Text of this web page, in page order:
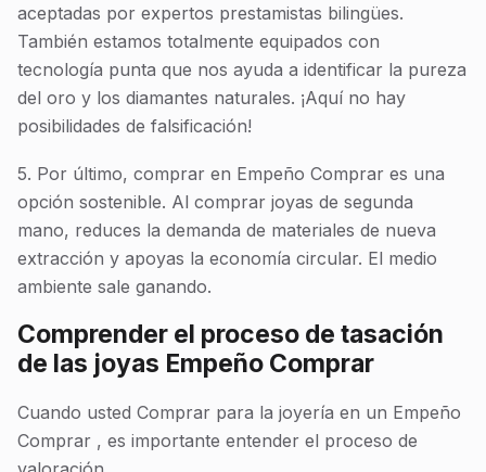
aceptadas por expertos prestamistas bilingües.
También estamos totalmente equipados con
tecnología punta que nos ayuda a identificar la pureza
del oro y los diamantes naturales. ¡Aquí no hay
posibilidades de falsificación!
5. Por último, comprar en Empeño Comprar es una
opción sostenible. Al comprar joyas de segunda
mano, reduces la demanda de materiales de nueva
extracción y apoyas la economía circular. El medio
ambiente sale ganando.
Comprender el proceso de tasación
de las joyas Empeño Comprar
Cuando usted Comprar para la joyería en un Empeño
Comprar , es importante entender el proceso de